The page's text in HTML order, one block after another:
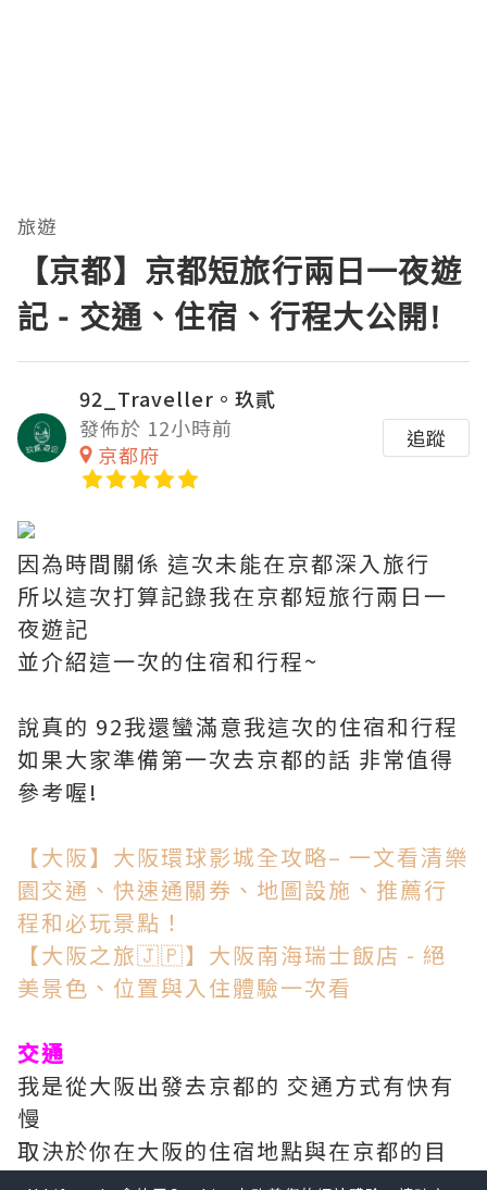
旅遊
【京都】京都短旅行兩日一夜遊
記 - 交通、住宿、行程大公開!
92_Traveller。玖貳
發佈於 12小時前
京都府
追蹤
因為時間關係 這次未能在京都深入旅行
所以這次打算記錄我在京都短旅行兩日一
夜遊記
並介紹這一次的住宿和行程~
說真的 92我還蠻滿意我這次的住宿和行程
如果大家準備第一次去京都的話 非常值得
參考喔!
【大阪】大阪環球影城全攻略– 一文看清樂
園交通、快速通關券、地圖設施、推薦行
程和必玩景點！
【大阪之旅🇯🇵】大阪南海瑞士飯店 - 絕
美景色、位置與入住體驗一次看
交通
我是從大阪出發去京都的 交通方式有快有
慢
取決於你在大阪的住宿地點與在京都的目
的地